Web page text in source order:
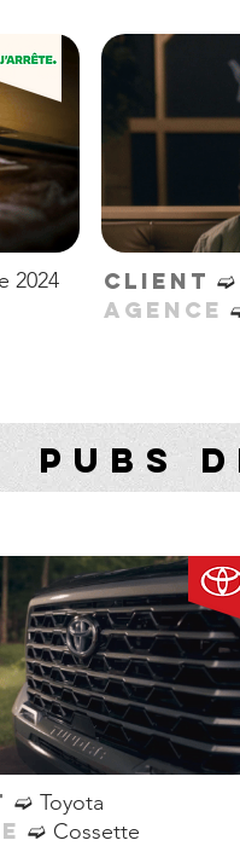
2024 CLIENT
AGENCE
PUBS
➫ Toyota
➫ Cossette